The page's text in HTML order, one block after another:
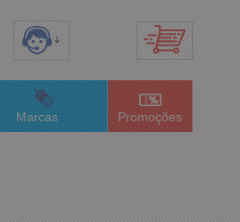
Marcas Promoções